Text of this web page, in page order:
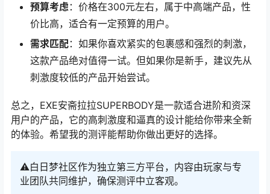
预算考虑：价格在300元左右，属于中高端产品，性
价比高，适合有一定预算的用户。
需求匹配：如果你喜欢紧实的包裹感和强烈的刺激，
这款产品绝对值得一试。但如果你是新手，建议先从
刺激度较低的产品开始尝试。
总之，EXE安斋拉拉SUPERBODY是一款适合进阶和资深
用户的产品，它的高刺激度和逼真的设计能给你带来全新
的体验。希望我的测评能帮助你做出更好的选择。
⚠️白日梦社区作为独立第三方平台，内容由玩家与专
业团队共同维护，确保测评中立客观。